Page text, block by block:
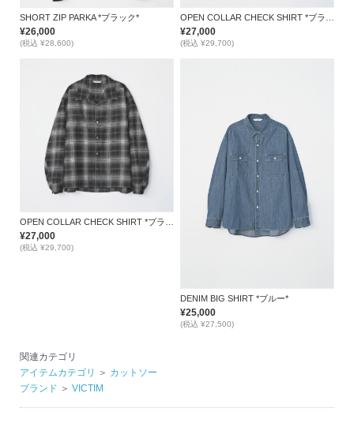
SHORT ZIP PARKA *ブラック*
¥26,000
(税込 ¥28,600)
¥27,000
(税込 ¥29,700)
¥27,000
(税込 ¥29,700)
DENIM BIG SHIRT *ブルー*
¥25,000
(税込 ¥27,500)
関連カテゴリ
アイテムカテゴリ
＞ カットソー
ブランド ＞ VICTIM